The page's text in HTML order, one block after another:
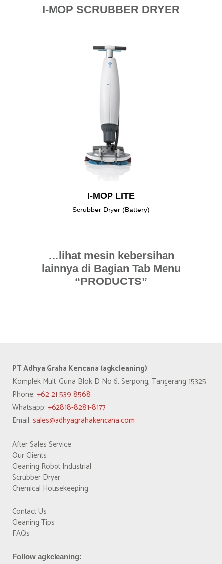
I-MOP SCRUBBER DRYER
I-MOP LITE
Scrubber Dryer (Battery)
…lihat mesin kebersihan
lainnya di Bagian Tab Menu
“PRODUCTS”
PT Adhya Graha Kencana (agkcleaning)
Komplek Multi Guna Blok D No 6, Serpong, Tangerang 15325
Phone: +62 21 539 8568
Whatsapp: +62818-8281-8177
Email: sales@adhyagrahakencana.com
After Sales Service
Our Clients
Cleaning Robot Industrial
Scrubber Dryer
Chemical Housekeeping
Contact Us
Cleaning Tips
FAQs
Follow agkcleaning: